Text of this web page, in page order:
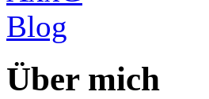
Über mich